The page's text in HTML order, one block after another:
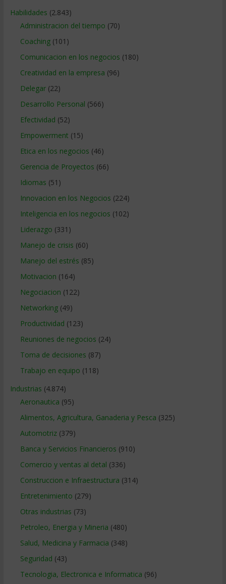
Habilidades (2.843)
Administracion del tiempo (70)
Coaching(101)
Comunicacion en los negocios (180)
Creatividad en la empresa (96)
Delegar(22)
Desarrollo Personal (566)
Efectividad (52)
Empowerment (15)
Etica en los negocios (46)
Gerencia de Proyectos (66)
Idiomas (51)
Innovacion en los Negocios (224)
Inteligencia en los negocios (102)
Liderazgo (331)
Manejo de crisis (60)
Manejo del estrés (85)
Motivacion (164)
Negociacion (122)
Networking(49)
Productividad (123)
Reuniones de negocios (24)
Toma de decisiones (87)
Trabajo en equipo (118)
Industrias (4.874)
Aeronautica (95)
Alimentos, Agricultura, Ganaderia y Pesca (325)
Automotriz(379)
Banca y Servicios Financieros (910)
Comercio y ventas al detal (336)
Construccion e Infraestructura (314)
Entretenimiento (279)
Otras industrias (73)
Petroleo, Energia y Mineria (480)
Salud, Medicina y Farmacia (348)
Seguridad (43)
Tecnologia, Electronica e Informatica (96)